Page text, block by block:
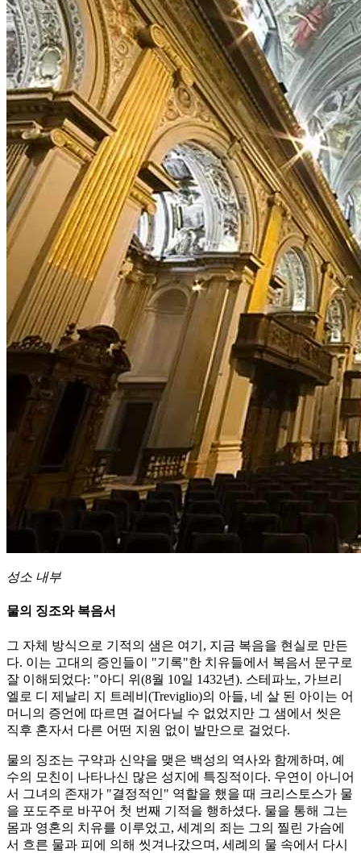
성소 내부
물의 징조와 복음서
그 자체 방식으로 기적의 샘은 여기, 지금 복음을 현실로 만든
다. 이는 고대의 증인들이 "기록"한 치유들에서 복음서 문구로
잘 이해되었다: "아디 위(8월 10일 1432년). 스테파노, 가브리
엘로 디 제날리 지 트레비(Treviglio)의 아들, 네 살 된 아이는 어
머니의 증언에 따르면 걸어다닐 수 없었지만 그 샘에서 씻은
직후 혼자서 다른 어떤 지원 없이 발만으로 걸었다.
물의 징조는 구약과 신약을 맺은 백성의 역사와 함께하며, 예
수의 모친이 나타나신 많은 성지에 특징적이다. 우연이 아니어
서 그녀의 존재가 "결정적인" 역할을 했을 때 크리스토스가 물
을 포도주로 바꾸어 첫 번째 기적을 행하셨다. 물을 통해 그는
몸과 영혼의 치유를 이루었고, 세계의 죄는 그의 찔린 가슴에
서 흐른 물과 피에 의해 씻겨나갔으며, 세례의 물 속에서 다시